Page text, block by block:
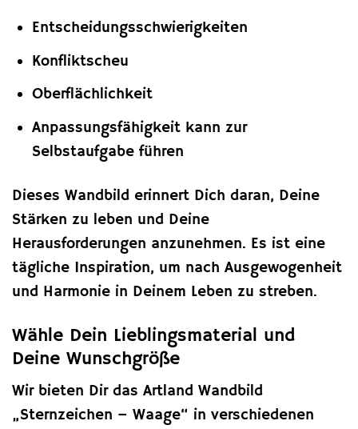
Entscheidungsschwierigkeiten
Konfliktscheu
Oberflächlichkeit
Anpassungsfähigkeit kann zur
Selbstaufgabe führen
Dieses Wandbild erinnert Dich daran, Deine
Stärken zu leben und Deine
Herausforderungen anzunehmen. Es ist eine
tägliche Inspiration, um nach Ausgewogenheit
und Harmonie in Deinem Leben zu streben.
Wähle Dein Lieblingsmaterial und
Deine Wunschgröße
Wir bieten Dir das Artland Wandbild
„Sternzeichen – Waage“ in verschiedenen